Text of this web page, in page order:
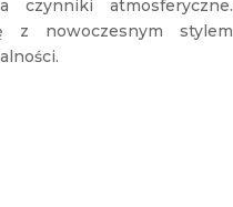
czynniki atmosferyczne.
z nowoczesnym stylem